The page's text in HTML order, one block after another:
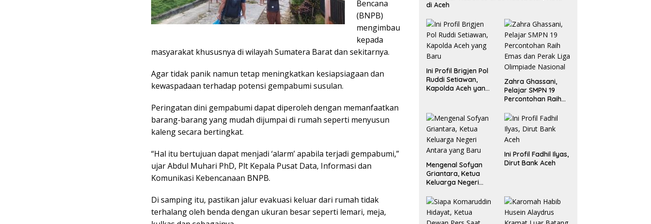
Bencana
(BNPB)
mengimbau
kepada
masyarakat khususnya di wilayah Sumatera Barat dan sekitarnya.
Agar tidak panik namun tetap meningkatkan kesiapsiagaan dan
kewaspadaan terhadap potensi gempabumi susulan.
Peringatan dini gempabumi dapat diperoleh dengan memanfaatkan
barang-barang yang mudah dijumpai di rumah seperti menyusun
kaleng secara bertingkat.
“Hal itu bertujuan dapat menjadi ‘alarm’ apabila terjadi gempabumi,”
ujar Abdul Muhari PhD, Plt Kepala Pusat Data, Informasi dan
Komunikasi Kebencanaan BNPB.
Di samping itu, pastikan jalur evakuasi keluar dari rumah tidak
terhalang oleh benda dengan ukuran besar seperti lemari, meja,
di Aceh
Ini Profil Brigjen Pol
Ruddi Setiawan,
Kapolda Aceh yang
Zahra Ghassani,
Pelajar SMPN 19
Percontohan Raih
Liga Olimpiade
Nasional
Mengenal Sofyan
Griantara, Ketua
Keluarga Negeri
Ini Profil Fadhil Ilyas,
Dirut Bank Aceh